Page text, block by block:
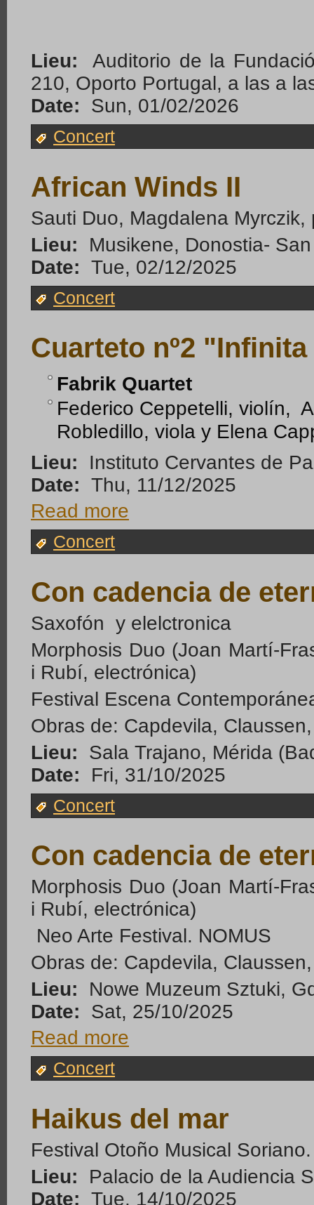
Lieu:
Auditorio de la
210, Oporto Portugal, a las a
Date:
Sun, 01/02/2026
Concert
African Winds II
Sauti Duo, Magdalena
Lieu:
Musikene, Donostia-
Date: Tue, 02/12/2025
Concert
Cuarteto nº2
Fabrik Quartet
Federico Ceppetelli, violín,
Robledillo, viola y Elena
Lieu:
Instituto Cervantes de
Date: Thu, 11/12/2025
Read more
Concert
Con cadencia de
Saxofón y elelctronica
Morphosis Duo (Joan Martí-
i Rubí, electrónica)
Festival Escena
Obras de: Capdevila,
Lieu:
Sala Trajano, Mérida
Date:
Fri, 31/10/2025
Concert
Con cadencia de
Morphosis Duo (Joan Martí-
i Rubí, electrónica)
Neo Arte Festival. NOMUS
Obras de: Capdevila,
Lieu:
Nowe Muzeum Sztuki,
Date:
Sat, 25/10/2025
Read more
Concert
Haikus del mar
Festival Otoño Musical Soriano.
Lieu:
Palacio de la Audiencia
Date: Tue, 14/10/2025